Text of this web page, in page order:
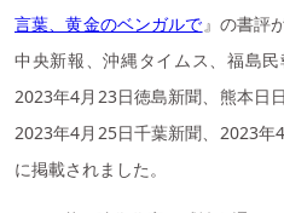
言葉、黄金のベンガルで』の書評
中央新報、沖縄タイムス、福島民
2023年4月23日徳島新聞、熊本日
2023年4月25日千葉新聞、2023年
に掲載されました。